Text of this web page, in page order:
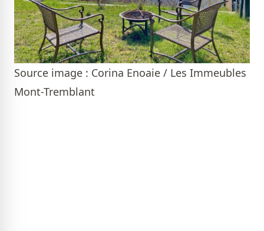
Source image : Corina Enoaie / Les Immeubles
Mont-Tremblant